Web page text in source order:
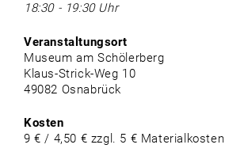
18:30 - 19:30 Uhr
Veranstaltungsort
Museum am Schölerberg
Klaus-Strick-Weg 10
49082 Osnabrück
Kosten
9 € / 4,50 € zzgl. 5 € Materialkosten